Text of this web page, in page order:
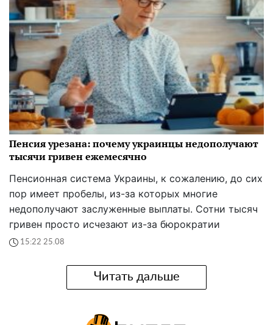
Пенсия урезана: почему украинцы недополучают
тысячи гривен ежемесячно
Пенсионная система Украины, к сожалению, до сих
пор имеет пробелы, из-за которых многие
недополучают заслуженные выплаты. Сотни тысяч
гривен просто исчезают из-за бюрократии
15:22 25.08
Читать дальше